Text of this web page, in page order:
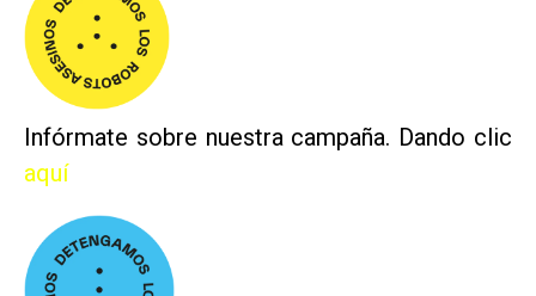
Infórmate sobre nuestra campaña. Dando clic
aquí